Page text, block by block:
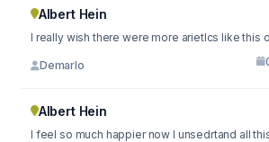
Albert Hein
I really wish there were more arietlcs like this
Demarlo
Albert Hein
I feel so much happier now I unsedrtand all